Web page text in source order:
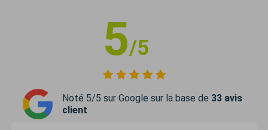
5/5
Noté 5/5 sur Google sur la base de 33 avis
client